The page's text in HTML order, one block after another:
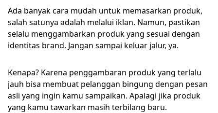
Ada banyak cara mudah untuk memasarkan produk,
salah satunya adalah melalui iklan. Namun, pastikan
selalu menggambarkan produk yang sesuai dengan
identitas brand. Jangan sampai keluar jalur, ya.
Kenapa? Karena penggambaran produk yang terlalu
jauh bisa membuat pelanggan bingung dengan pesan
asli yang ingin kamu sampaikan. Apalagi jika produk
yang kamu tawarkan masih terbilang baru.